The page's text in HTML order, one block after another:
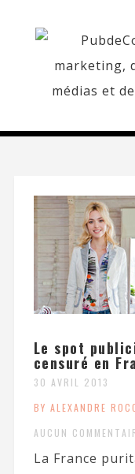
Le spot
censuré en
30 AVRIL 2013
BY ALEXANDRE
AUCUN
La France